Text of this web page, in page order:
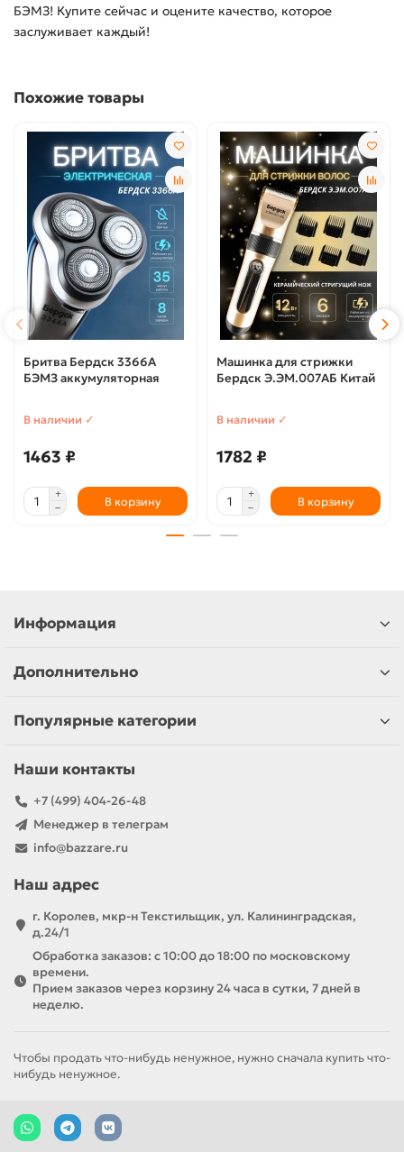
БЭМЗ! Купите сейчас и оцените качество, которое
заслуживает каждый!
Похожие товары
Бритва Бердск 3366А
БЭМЗ аккумуляторная
В наличии ✓
1463 ₽
В корзину
Машинка для стрижки
Бердск Э.ЭМ.007АБ Китай
В наличии ✓
1782 ₽
В корзину
Информация
Дополнительно
Популярные категории
Наши контакты
+7 (499) 404-26-48
Менеджер в телеграм
info@bazzare.ru
Наш адрес
г. Королев, мкр-н Текстильщик, ул. Калининградская,
д.24/1
Обработка заказов: с 10:00 до 18:00 по московскому
времени.
Прием заказов через корзину 24 часа в сутки, 7 дней в
неделю.
Чтобы продать что-нибудь ненужное, нужно сначала купить что-
нибудь ненужное.